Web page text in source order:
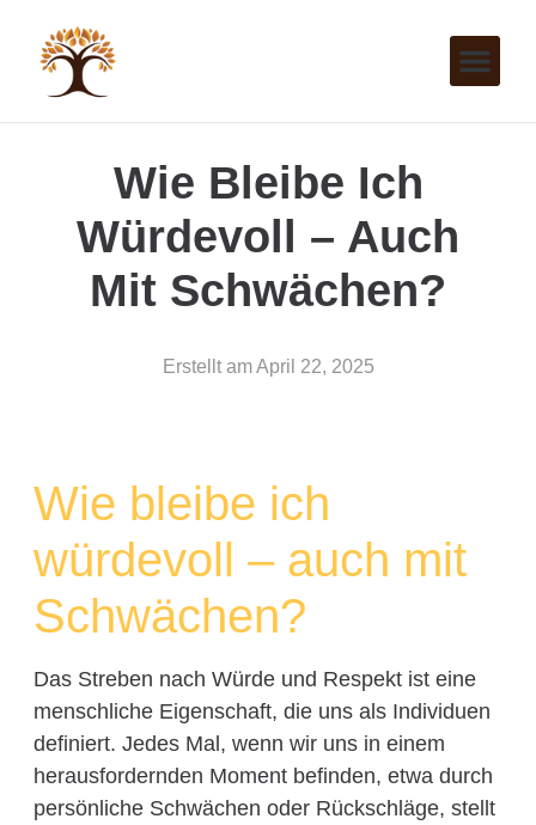
Wie Bleibe Ich
Würdevoll – Auch
Mit Schwächen?
Erstellt am April 22, 2025
Wie bleibe ich
würdevoll – auch mit
Schwächen?
Das Streben nach Würde und Respekt ist eine
menschliche Eigenschaft, die uns als Individuen
definiert. Jedes Mal, wenn wir uns in einem
herausfordernden Moment befinden, etwa durch
persönliche Schwächen oder Rückschläge, stellt